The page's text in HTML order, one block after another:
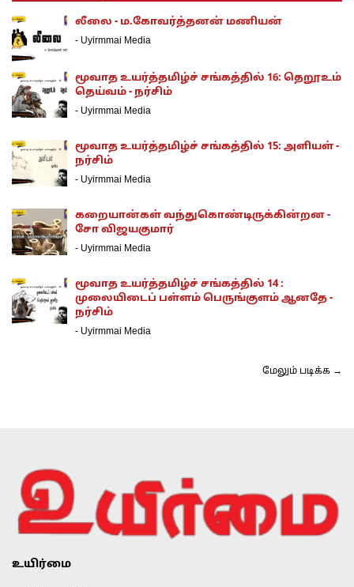
லீலை - ம.கோவர்த்தனன் மணியன்
- Uyirmmai Media
மூவாத உயர்த்தமிழ்ச் சங்கத்தில் 16: தெறூஉம்
தெய்வம் - நர்சிம்
- Uyirmmai Media
மூவாத உயர்த்தமிழ்ச் சங்கத்தில் 15: அளியள் -
நர்சிம்
- Uyirmmai Media
கறையான்கள் வந்துகொண்டிருக்கின்றன -
சோ விஜயகுமார்
- Uyirmmai Media
மூவாத உயர்த்தமிழ்ச் சங்கத்தில் 14 :
முலையிடைப் பள்ளம் பெருங்குளம் ஆனதே -
நர்சிம்
- Uyirmmai Media
மேலும் படிக்க →
உயிர்மை